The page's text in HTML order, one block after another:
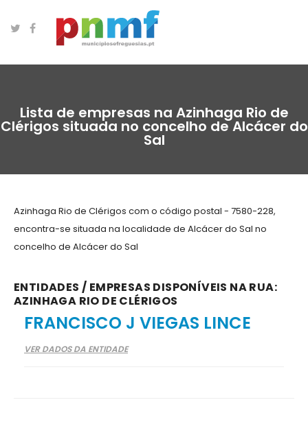
Lista de empresas na Azinhaga Rio de
Clérigos situada no concelho de Alcácer do
Sal
Azinhaga Rio de Clérigos com o código postal - 7580-228,
encontra-se situada na localidade de Alcácer do Sal no
concelho de Alcácer do Sal
ENTIDADES / EMPRESAS DISPONÍVEIS NA RUA:
AZINHAGA RIO DE CLÉRIGOS
FRANCISCO J VIEGAS LINCE
VER DADOS DA ENTIDADE